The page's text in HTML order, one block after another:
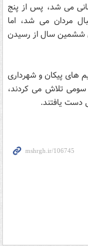
می شد، پس از پنج
مردان می شد، اما
ششمین سال از رسیدن
های پیکان و شهرداری
سومی تلاش می کردند،
دست یافتند.